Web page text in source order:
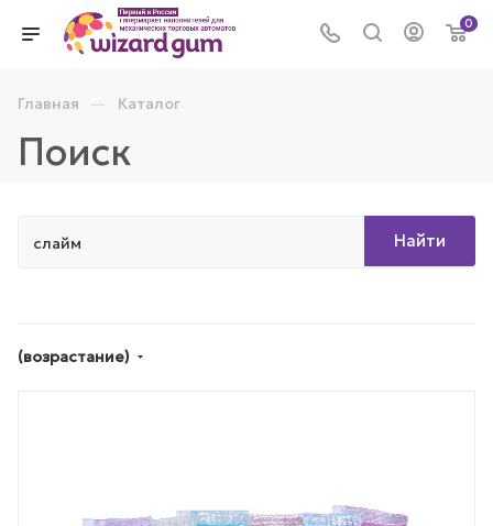
0
Главная — Каталог
Поиск
Найти
(возрастание)